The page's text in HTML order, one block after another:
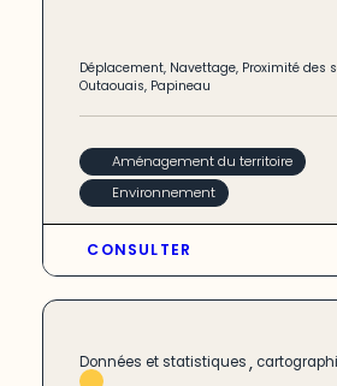
Déplacement, Navettage, Proximité des
Outaouais, Papineau
Aménagement du territoire
Environnement
CONSULTER
Données et statistiques,